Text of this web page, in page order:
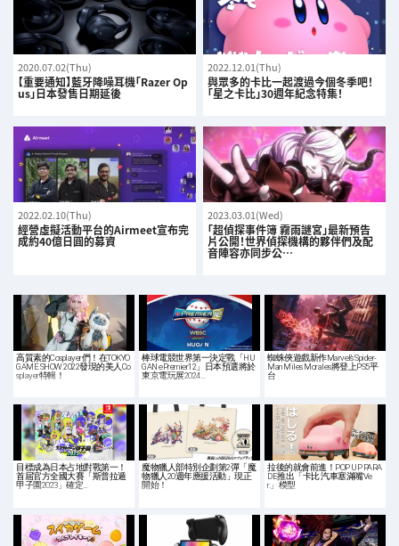
2020.07.02(Thu)
【重要通知】藍牙降噪耳機「Razer Op
us」日本發售日期延後
2022.12.01(Thu)
與眾多的卡比一起渡過今個冬季吧！
「星之卡比」30週年紀念特集！
2022.02.10(Thu)
經營虛擬活動平台的Airmeet宣布完
成約40億日圓的募資
2023.03.01(Wed)
「超偵探事件簿 霧雨謎宮」最新預告
片公開！世界偵探機構的夥伴們及配
音陣容亦同步公…
高質素的Cosplayer們！在TOKYO
GAME SHOW 2022發現的美人Co
splayer特輯！
棒球電競世界第一決定戰「HU
GAN ePremier12」日本預選將於
東京電玩展2024…
蜘蛛俠遊戲新作Marvel’s Spider-
Man Miles Morales將登上PS5平
台
目標成為日本占地對戰第一！
首屆官方全國大賽「斯普拉遁
甲子園2023」確定…
魔物獵人部特別企劃第2彈「魔
物獵人20週年應援活動」現正
開始！
拉後的就會前進！POP UP PARA
DE推出「卡比 汽車塞滿嘴Ve
r.」模型